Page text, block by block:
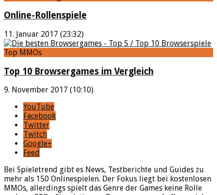
Online-Rollenspiele
11. Januar 2017 (23:32)
Top MMOs
Top 10 Browsergames im Vergleich
9. November 2017 (10:10)
YouTube
Facebook
Twitter
Twitch
Google+
Feed
Bei Spieletrend gibt es News, Testberichte und Guides zu
mehr als 150 Onlinespielen. Der Fokus liegt bei kostenlosen
MMOs, allerdings spielt das Genre der Games keine Rolle